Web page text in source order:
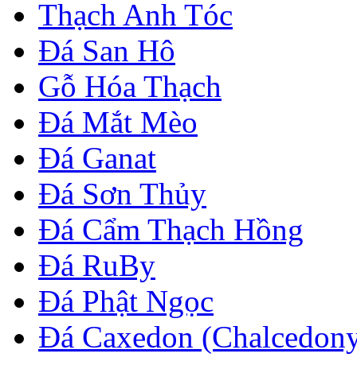
Thạch Anh Tóc
Đá San Hô
Gỗ Hóa Thạch
Đá Mắt Mèo
Đá Ganat
Đá Sơn Thủy
Đá Cẩm Thạch Hồng
Đá RuBy
Đá Phật Ngọc
Đá Caxedon